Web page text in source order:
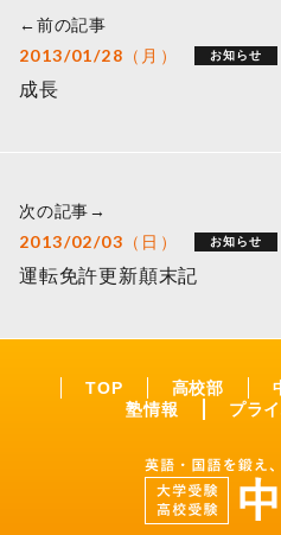
←前の記事
2013/01/28（月） お知らせ
成長
次の記事→
2013/02/03（日） お知らせ
運転免許更新顛末記
TOP 高校部
塾情報
プラ